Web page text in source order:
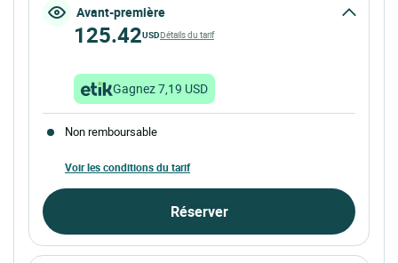
Avant-première
125.42USDDétails du tarif
Gagnez 7,19 USD
Non remboursable
Voir les conditions du tarif
Réserver